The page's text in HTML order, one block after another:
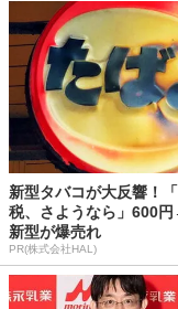
新型タバコが大反響！
税、さようなら」600
新型が爆売れ
PR(株式会社HAL)